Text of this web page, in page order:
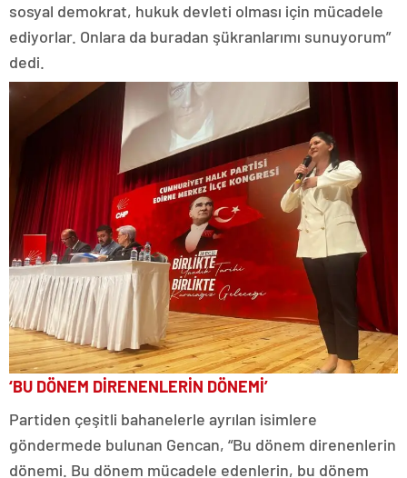
sosyal demokrat, hukuk devleti olması için mücadele
ediyorlar. Onlara da buradan şükranlarımı sunuyorum”
dedi.
‘BU DÖNEM DİRENENLERİN DÖNEMİ’
Partiden çeşitli bahanelerle ayrılan isimlere
göndermede bulunan Gencan, “Bu dönem direnenlerin
dönemi. Bu dönem mücadele edenlerin, bu dönem